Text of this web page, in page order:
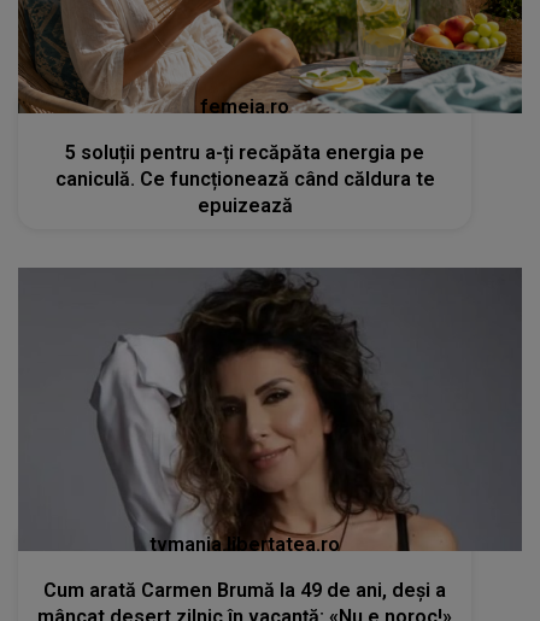
femeia.ro
5 soluții pentru a-ți recăpăta energia pe
caniculă. Ce funcționează când căldura te
epuizează
tvmania.libertatea.ro
Cum arată Carmen Brumă la 49 de ani, deși a